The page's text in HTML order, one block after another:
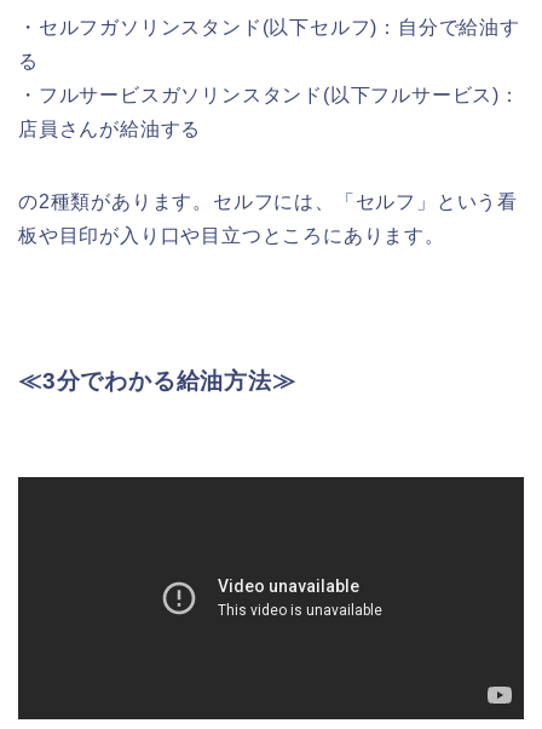
・セルフガソリンスタンド(以下セルフ)：自分で給油す
る
・フルサービスガソリンスタンド(以下フルサービス)：
店員さんが給油する
の2種類があります。セルフには、「セルフ」という看
板や目印が入り口や目立つところにあります。
≪3分でわかる給油方法≫